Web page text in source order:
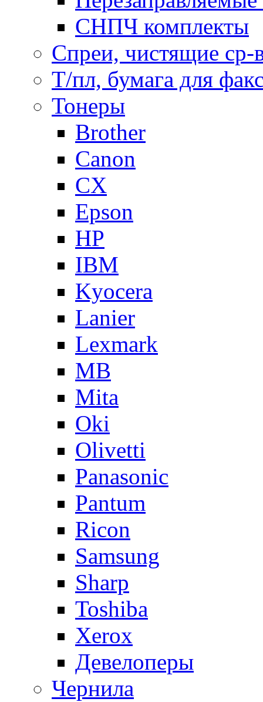
СНПЧ комплекты
Спреи, чистящие ср-
Т/пл, бумага для
Тонеры
Brother
Canon
CX
Epson
HP
IBM
Kyocera
Lanier
Lexmark
MB
Mita
Oki
Olivetti
Panasonic
Pantum
Ricon
Samsung
Sharp
Toshiba
Xerox
Девелоперы
Чернила